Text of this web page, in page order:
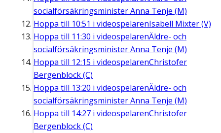
socialförsäkringsminister Anna Tenje (M)
Hoppa till 10:51 i videospelarenIsabell Mixter (V)
Hoppa till 11:30 i videospelarenÄldre- och
socialförsäkringsminister Anna Tenje (M)
Hoppa till 12:15 i videospelarenChristofer
Bergenblock (C)
Hoppa till 13:20 i videospelarenÄldre- och
socialförsäkringsminister Anna Tenje (M)
Hoppa till 14:27 i videospelarenChristofer
Bergenblock (C)